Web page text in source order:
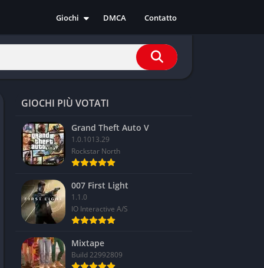
Giochi
Azione
Casual
Indie
RPG
Simulazione
Sport
Strategia
DMCA Contatto
GIOCHI PIÙ VOTATI
Grand Theft Auto V
1.0.1013.29
Rockstar North
007 First Light
1.1.0
IO Interactive A/S
Mixtape
Build 22992809